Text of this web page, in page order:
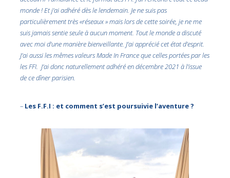
monde ! Et j’ai adhéré dès le lendemain. Je ne suis pas
particulièrement très «réseaux » mais lors de cette soirée, je ne me
suis jamais sentie seule à aucun moment. Tout le monde a discuté
avec moi d’une manière bienveillante. J’ai apprécié cet état d’esprit.
J’ai aussi les mêmes valeurs Made In France que celles portées par les
les FFI. J’ai donc naturellement adhéré en décembre 2021 à l’issue
de ce dîner parisien.
– Les F.F.I : et comment s’est poursuivie l’aventure ?